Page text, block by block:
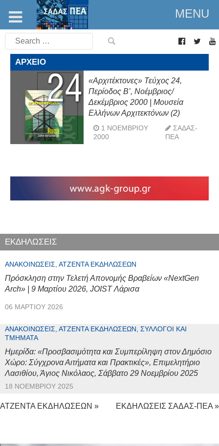
MENU
Search
for:
ΑΡΧΕΊΟ
«Αρχιτέκτονες» Τεύχος 24,
Περίοδος Β’, Νοέμβριος/
Δεκέμβριος 2000 | Μουσεία
Ελλήνων Αρχιτεκτόνων (2)
1 ΝΟΕΜΒΡΊΟΥ
2000
ΣΑΔΑΣ-
ΠΕΑ
ΕΚΔΗΛΩΣΕΙΣ
ΑΝΑΚΟΙΝΏΣΕΙΣ, ΑΤΖΈΝΤΑ ΕΚΔΗΛΏΣΕΩΝ
Πρόσκληση στην Τελετή Απονομής Βραβείων «NextGen
Arch» | 9 Μαρτίου 2026, JOIST Λάρισα
06 ΜΑΡΤΊΟΥ 2026
ΑΝΑΚΟΙΝΏΣΕΙΣ, ΑΤΖΈΝΤΑ ΕΚΔΗΛΏΣΕΩΝ, ΣΎΛΛΟΓΟΙ ΚΑΙ
ΤΜΉΜΑΤΑ
Ημερίδα: «Προσβασιμότητα και Συμπερίληψη στον Δημόσιο
Χώρο: Σύγχρονα Αιτήματα και Πρακτικές», Επιμελητήριο
Λασιθίου, Άγιος Νικόλαος, Σάββατο 29 Νοεμβρίου 2025
18 ΝΟΕΜΒΡΊΟΥ 2025
ΑΤΖΕΝΤΑ ΕΚΔΗΛΩΣΕΩΝ » ΕΚΔΗΛΩΣΕΙΣ ΣΑΔΑΣ-ΠΕΑ »